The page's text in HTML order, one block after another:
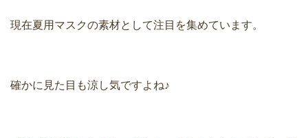
現在夏用マスクの素材として注目を集めています。
確かに見た目も涼し気ですよね♪